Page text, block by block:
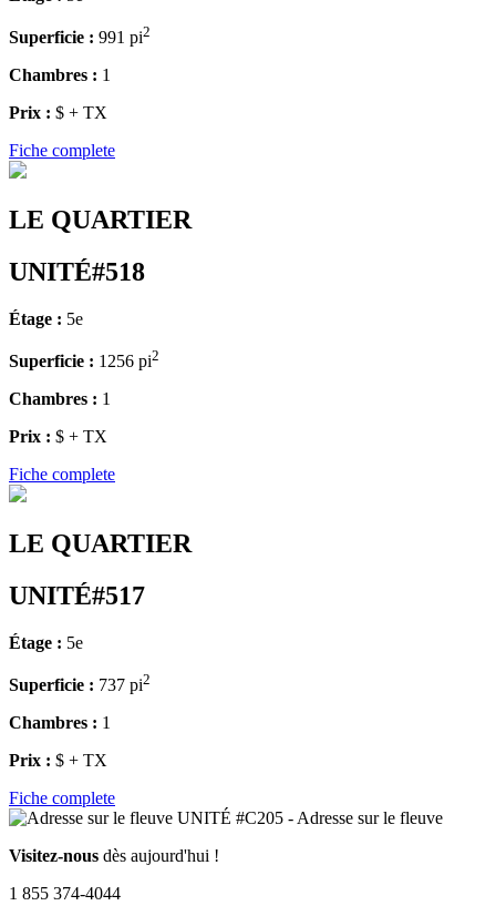
Superficie : 991 pi2
Chambres : 1
Prix : $ + TX
Fiche complete
LE QUARTIER
UNITÉ#518
Étage : 5e
Superficie : 1256 pi2
Chambres : 1
Prix : $ + TX
Fiche complete
LE QUARTIER
UNITÉ#517
Étage : 5e
Superficie : 737 pi2
Chambres : 1
Prix : $ + TX
Fiche complete
Visitez-nous dès aujourd'hui !
1 855 374-4044